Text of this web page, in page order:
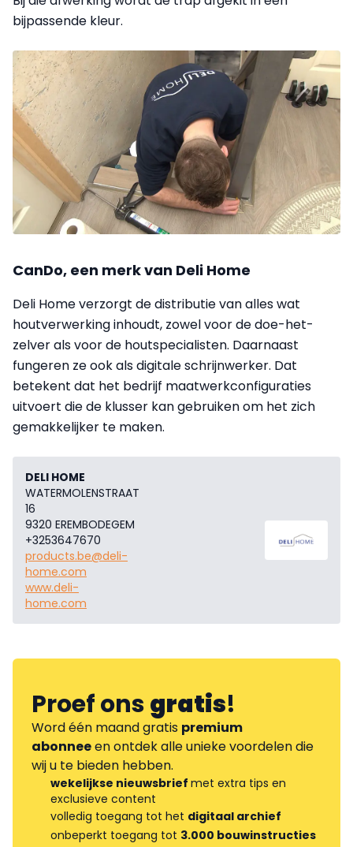
bijpassende kleur.
CanDo, een merk van Deli Home
Deli Home verzorgt de distributie van alles wat
houtverwerking inhoudt, zowel voor de doe-het-
zelver als voor de houtspecialisten. Daarnaast
fungeren ze ook als digitale schrijnwerker. Dat
betekent dat het bedrijf maatwerkconfiguraties
uitvoert die de klusser kan gebruiken om het zich
gemakkelijker te maken.
DELI HOME
WATERMOLENSTRAAT
16
9320 EREMBODEGEM
+3253647670
products.be@deli-
home.com
www.deli-
home.com
Proef onsgratis!
Word één maand gratis premium
abonneeen ontdek alle unieke voordelen die
wij u te bieden hebben.
wekelijkse nieuwsbrief met extra tips en
exclusieve content
volledig toegang tot het digitaal archief
onbeperkt toegang tot 3.000 bouwinstructies